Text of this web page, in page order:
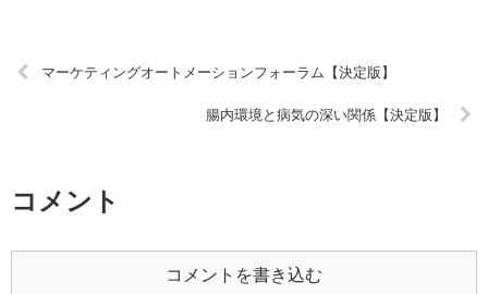
マーケティングオートメーションフォーラム【決定版】
腸内環境と病気の深い関係【決定版】
コメント
コメントを書き込む